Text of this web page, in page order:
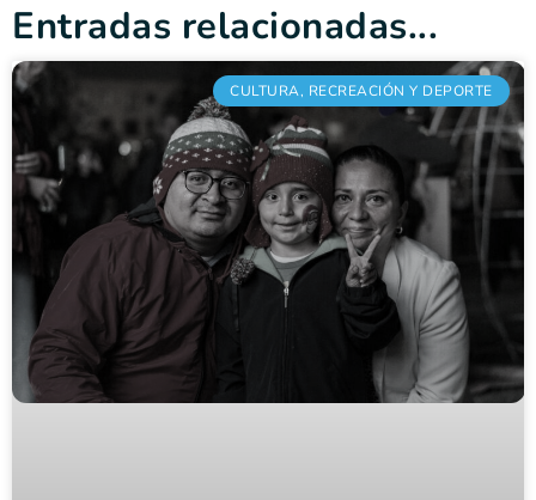
Entradas relacionadas...
CULTURA, RECREACIÓN Y DEPORTE